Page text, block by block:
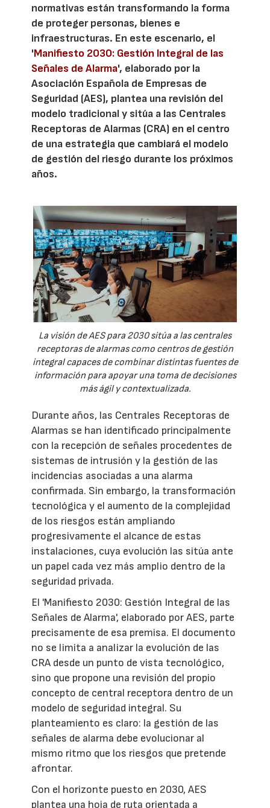
normativas están transformando la forma
de proteger personas, bienes e
infraestructuras. En este escenario, el
'Manifiesto 2030: Gestión Integral de las
Señales de Alarma', elaborado por la
Asociación Española de Empresas de
Seguridad (AES), plantea una revisión del
modelo tradicional y sitúa a las Centrales
Receptoras de Alarmas (CRA) en el centro
de una estrategia que cambiará el modelo
de gestión del riesgo durante los próximos
años.
La visión de AES para 2030 sitúa a las centrales
receptoras de alarmas como centros de gestión
integral capaces de combinar distintas fuentes de
información para apoyar una toma de decisiones
más ágil y contextualizada.
Durante años, las Centrales Receptoras de
Alarmas se han identificado principalmente
con la recepción de señales procedentes de
sistemas de intrusión y la gestión de las
incidencias asociadas a una alarma
confirmada. Sin embargo, la transformación
tecnológica y el aumento de la complejidad
de los riesgos están ampliando
progresivamente el alcance de estas
instalaciones, cuya evolución las sitúa ante
un papel cada vez más amplio dentro de la
seguridad privada.
El 'Manifiesto 2030: Gestión Integral de las
Señales de Alarma', elaborado por AES, parte
precisamente de esa premisa. El documento
no se limita a analizar la evolución de las
CRA desde un punto de vista tecnológico,
sino que propone una revisión del propio
concepto de central receptora dentro de un
modelo de seguridad integral. Su
planteamiento es claro: la gestión de las
señales de alarma debe evolucionar al
mismo ritmo que los riesgos que pretende
afrontar.
Con el horizonte puesto en 2030, AES
plantea una hoja de ruta orientada a